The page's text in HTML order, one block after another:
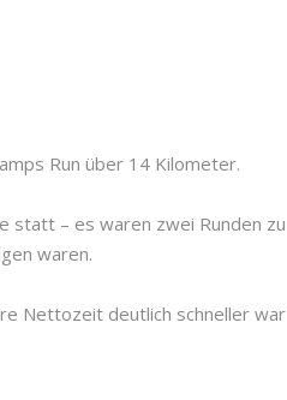
Run über 14 Kilometer.
statt – es waren zwei Runden zu
waren.
Nettozeit deutlich schneller war